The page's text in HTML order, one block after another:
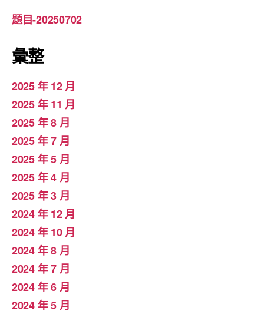
題目-20250702
彙整
2025 年 12 月
2025 年 11 月
2025 年 8 月
2025 年 7 月
2025 年 5 月
2025 年 4 月
2025 年 3 月
2024 年 12 月
2024 年 10 月
2024 年 8 月
2024 年 7 月
2024 年 6 月
2024 年 5 月